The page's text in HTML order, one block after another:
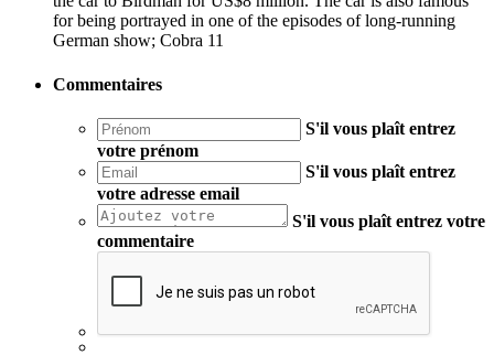
for being portrayed in one of the episodes of long-running
German show; Cobra 11
Commentaires
S'il vous plaît entrez
votre prénom
S'il vous plaît entrez
votre adresse email
S'il vous plaît entrez votre
commentaire